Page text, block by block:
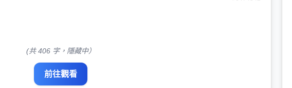
(共 406 字，隱藏中）
前往觀看